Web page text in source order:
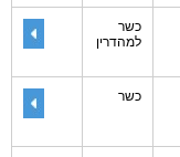
כשר
למהדרין
כשר